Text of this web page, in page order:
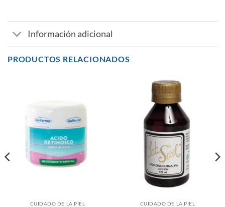
Información adicional
PRODUCTOS RELACIONADOS
CUIDADO DE LA PIEL CUIDADO DE LA PIEL